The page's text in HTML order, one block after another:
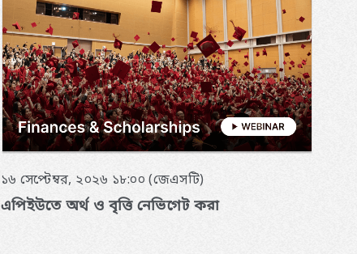
১৬ সেপ্টেম্বর, ২০২৬ ১৮:০০ (জেএসটি)
এপিইউতে অর্থ ও বৃত্তি নেভিগেট করা